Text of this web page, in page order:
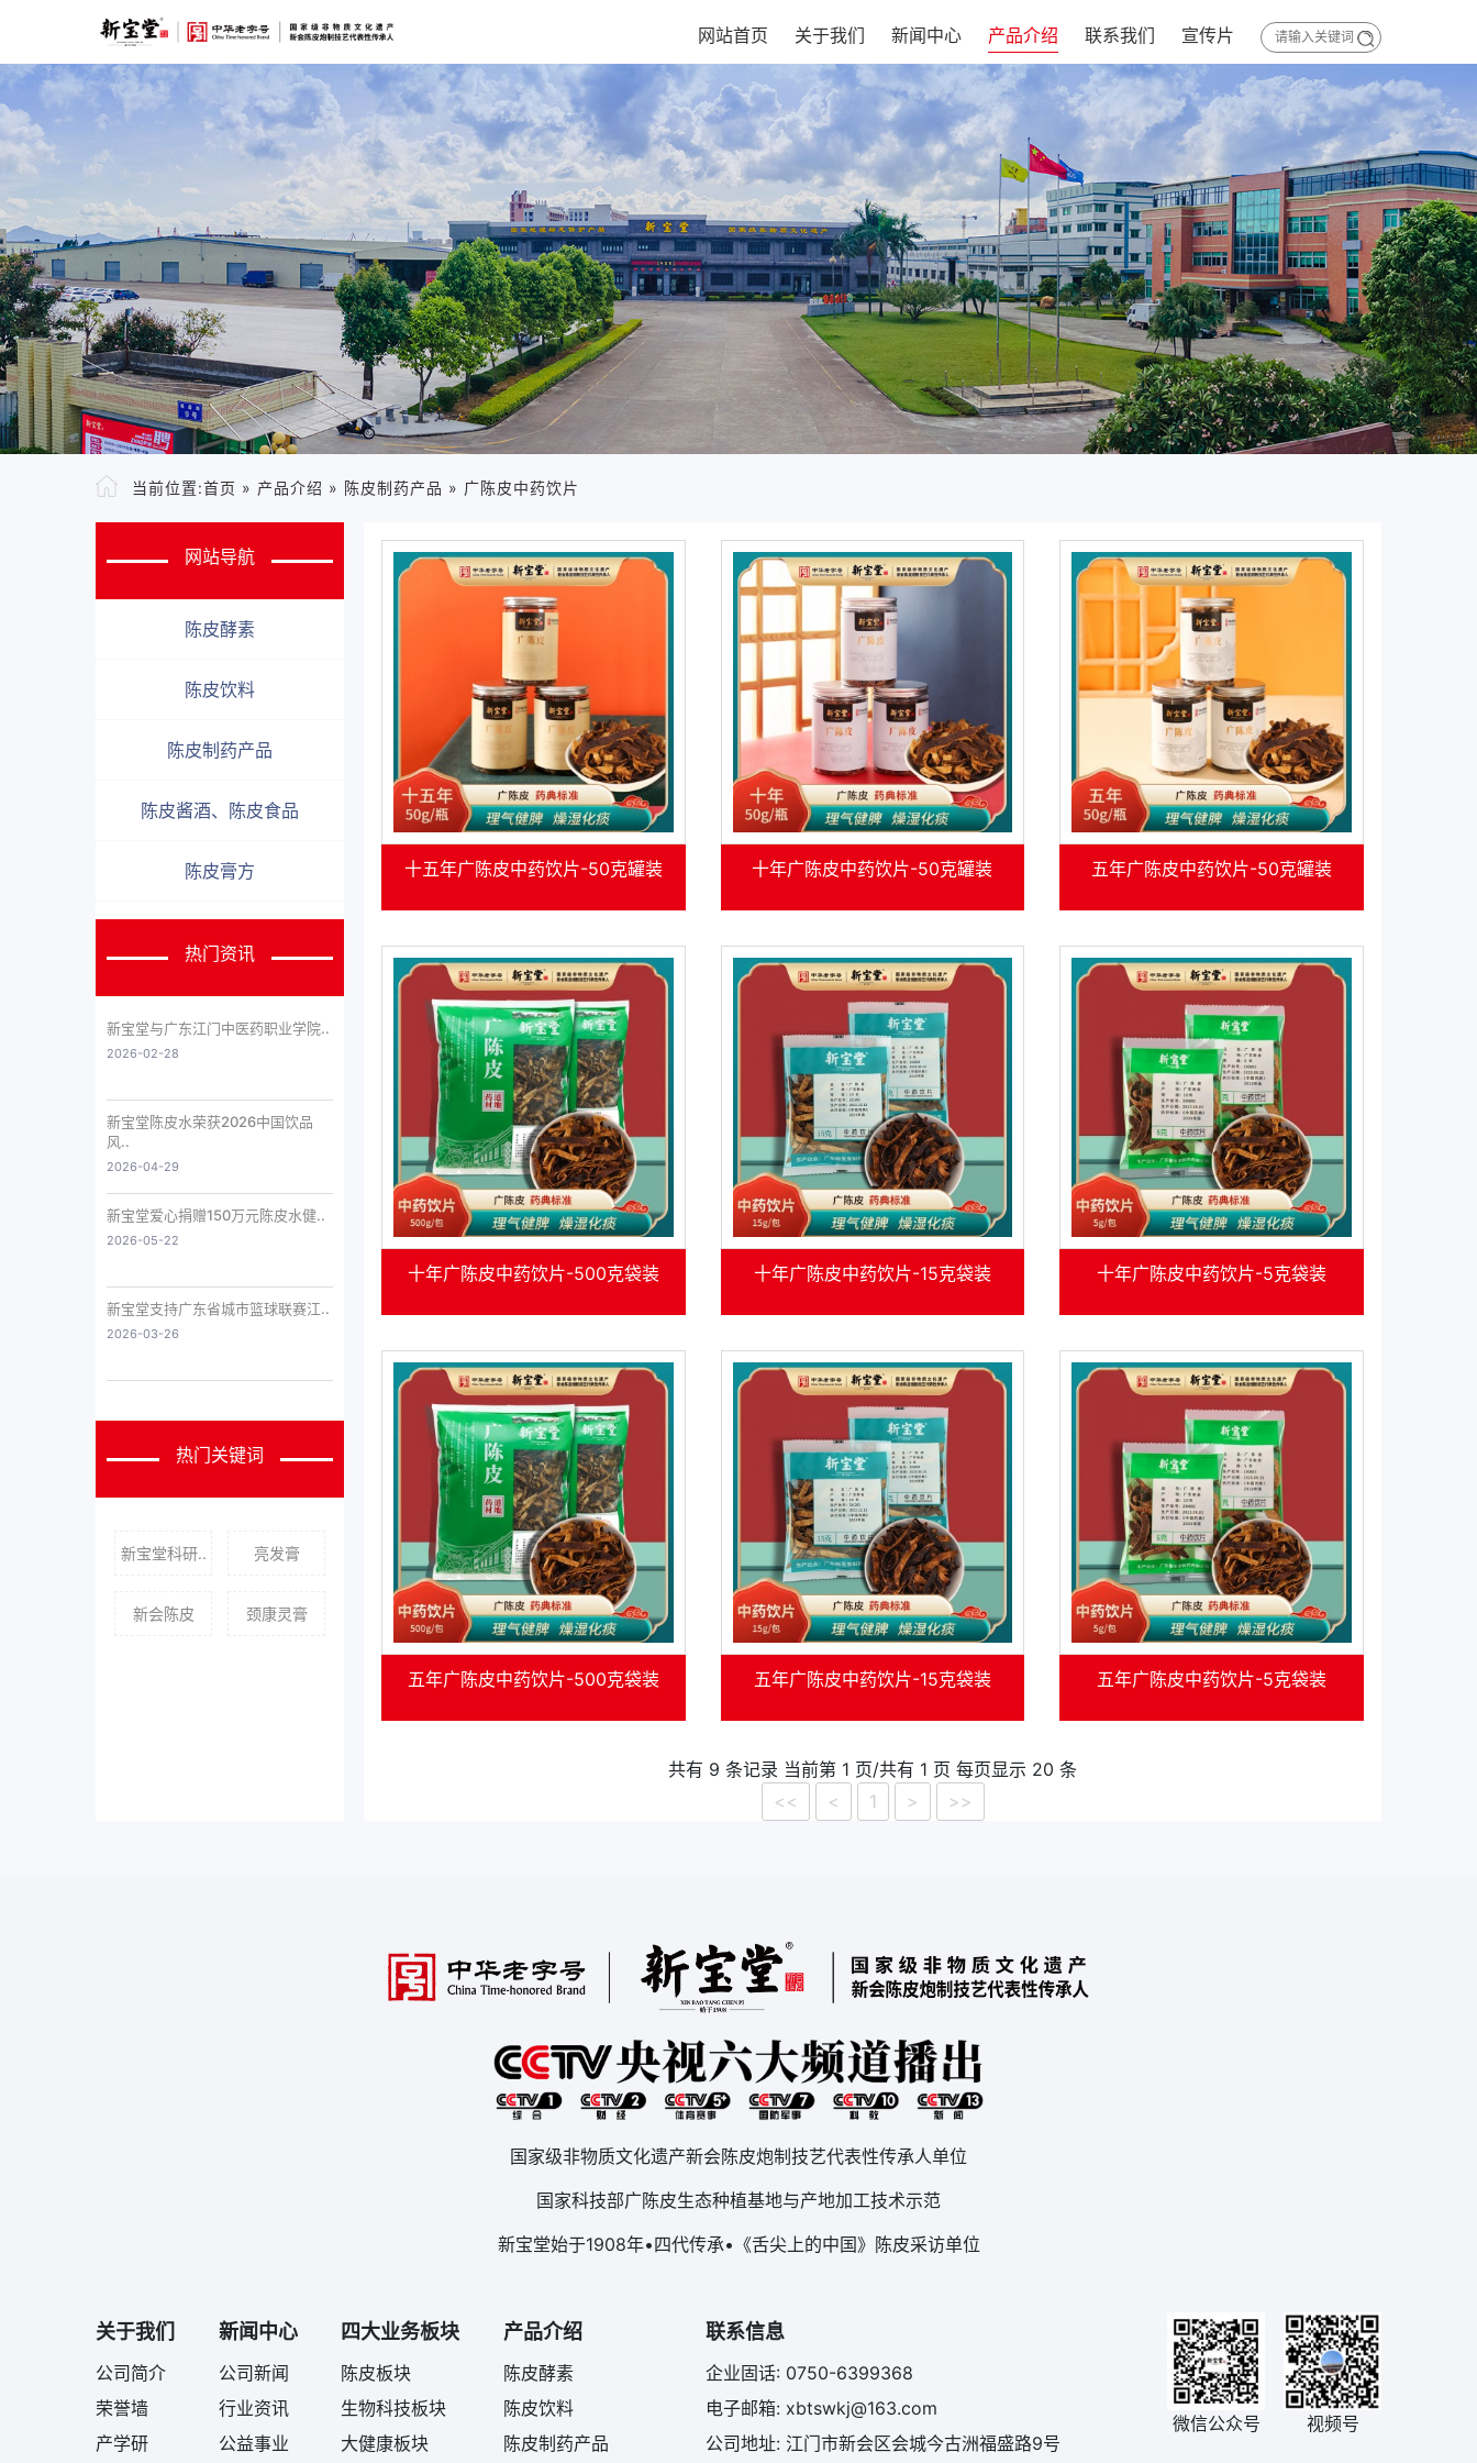
网站首页 关于我们 新闻中心 产品介绍 联系我们 宣传片
当前位置:首页 » 产品介绍 » 陈皮制药产品 » 广陈皮中药饮片
网站导航
陈皮酵素
陈皮饮料
陈皮制药产品
陈皮酱酒、陈皮食品
陈皮膏方
热门资讯
新宝堂与广东江门中医药职业学院..
2026-02-28
新宝堂陈皮水荣获2026中国饮品
风..
2026-04-29
新宝堂爱心捐赠150万元陈皮水健..
2026-05-22
新宝堂支持广东省城市篮球联赛江..
2026-03-26
热门关键词
新宝堂科研.. 亮发膏
新会陈皮 颈康灵膏
十五年广陈皮中药饮片-50克罐装 十年广陈皮中药饮片-50克罐装 五年广陈皮中药饮片-50克罐装
十年广陈皮中药饮片-500克袋装 十年广陈皮中药饮片-15克袋装 十年广陈皮中药饮片-5克袋装
五年广陈皮中药饮片-500克袋装 五年广陈皮中药饮片-15克袋装 五年广陈皮中药饮片-5克袋装
共有 9 条记录 当前第 1 页/共有 1 页 每页显示 20 条
<<
< 1 > >>
国家级非物质文化遗产新会陈皮炮制技艺代表性传承人单位
国家科技部广陈皮生态种植基地与产地加工技术示范
新宝堂始于1908年•四代传承•《舌尖上的中国》陈皮采访单位
关于我们
公司简介
荣誉墙
产学研
新闻中心
公司新闻
行业资讯
公益事业
四大业务板块
陈皮板块
生物科技板块
大健康板块
产品介绍
陈皮酵素
陈皮饮料
陈皮制药产品
联系信息
企业固话: 0750-6399368
电子邮箱: xbtswkj@163.com
公司地址: 江门市新会区会城今古洲福盛路9号
微信公众号 视频号